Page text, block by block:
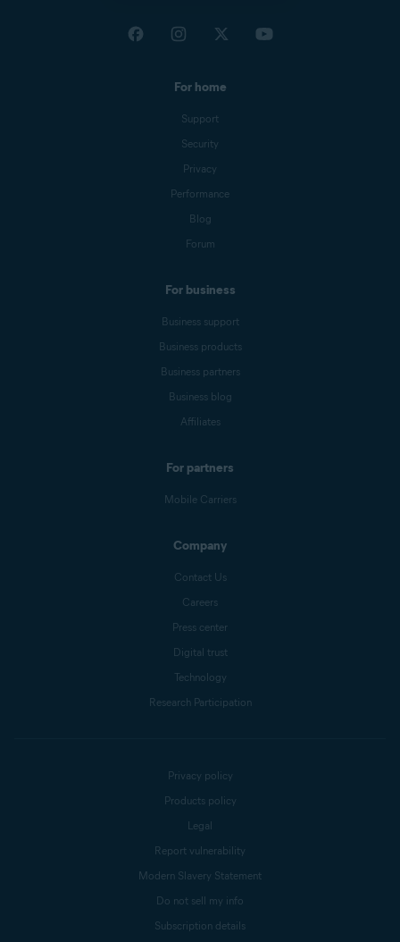
For home
Support
Security
Privacy
Performance
Blog
Forum
For business
Business support
Business products
Business partners
Business blog
Affiliates
For partners
Mobile Carriers
Company
Contact Us
Careers
Press center
Digital trust
Technology
Research Participation
Privacy policy
Products policy
Legal
Report vulnerability
Modern Slavery Statement
Do not sell my info
Subscription details